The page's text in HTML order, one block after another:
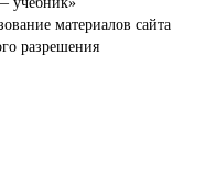
материалов сайта
разрешения